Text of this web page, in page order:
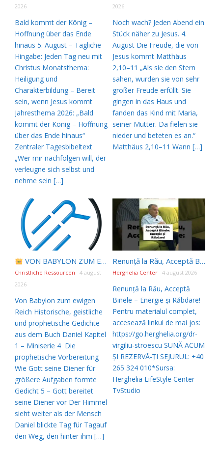
2026
Bald kommt der König –
Hoffnung über das Ende
hinaus 5. August – Tägliche
Hingabe: Jeden Tag neu mit
Christus Monatsthema:
Heiligung und
Charakterbildung – Bereit
sein, wenn Jesus kommt
Jahresthema 2026: „Bald
kommt der König – Hoffnung
über das Ende hinaus“
Zentraler Tagesbibeltext
„Wer mir nachfolgen will, der
verleugne sich selbst und
nehme sein […]
2026
Noch wach? Jeden Abend ein
Stück näher zu Jesus. 4.
August Die Freude, die von
Jesus kommt Matthäus
2,10–11 „Als sie den Stern
sahen, wurden sie von sehr
großer Freude erfüllt. Sie
gingen in das Haus und
fanden das Kind mit Maria,
seiner Mutter. Da fielen sie
nieder und beteten es an.“
Matthäus 2,10–11 Wann […]
VON BABYLON ZUM EWIGEN REICH | Kap.1 –
Christliche Ressourcen
4 august
2026
Von Babylon zum ewigen
Reich Historische, geistliche
und prophetische Gedichte
aus dem Buch Daniel Kapitel
1 – Miniserie 4 Die
prophetische Vorbereitung
Wie Gott seine Diener für
größere Aufgaben formte
Gedicht 5 – Gott bereitet
seine Diener vor Der Himmel
sieht weiter als der Mensch
Daniel blickte Tag für Tagauf
den Weg, den hinter ihm […]
Renunță la Rău, Acceptă Binele – Energie și Răbdare! #shorts
Herghelia Center 4 august 2026
Renunță la Rău, Acceptă
Binele – Energie și Răbdare!
Pentru materialul complet,
accesează linkul de mai jos:
https://go.herghelia.org/dr-
virgiliu-stroescu SUNĂ ACUM
ȘI REZERVĂ-ȚI SEJURUL: +40
265 324 010*Sursa:
Herghelia LifeStyle Center
TvStudio